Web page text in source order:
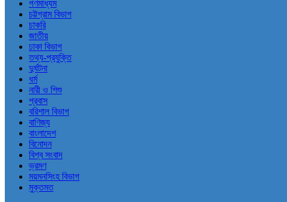
গণমাধ্যম
চট্টগ্রাম বিভাগ
চাকরি
জাতীয়
ঢাকা বিভাগ
তথ্য-প্রযুক্তি
দুর্ঘটনা
ধর্ম
নারী ও শিশু
প্রবাস
বরিশাল বিভাগ
বাণিজ্য
বাংলাদেশ
বিনোদন
বিশ্ব সংবাদ
ভ্রমণ
ময়মনসিংহ বিভাগ
মুক্তমত